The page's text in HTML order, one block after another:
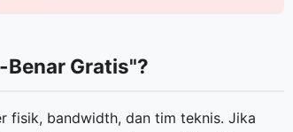
Benar Gratis"?
fisik, bandwidth, dan tim teknis. Jika